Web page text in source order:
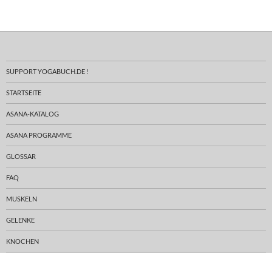
SUPPORT YOGABUCH.DE !
STARTSEITE
ASANA-KATALOG
ASANA PROGRAMME
GLOSSAR
FAQ
MUSKELN
GELENKE
KNOCHEN